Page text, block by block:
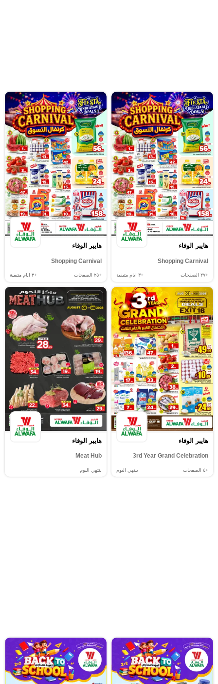
هايبر الوفاء
Shopping Carnival
+٢٧ الصفحات +٣ ايام متبقية
هايبر الوفاء
Shopping Carnival
+٢٥ الصفحات +٣ ايام متبقية
هايبر الوفاء
3rd Year Grand Celebration
+٤ الصفحات ينتهي اليوم
هايبر الوفاء
Meat Hub
ينتهي اليوم